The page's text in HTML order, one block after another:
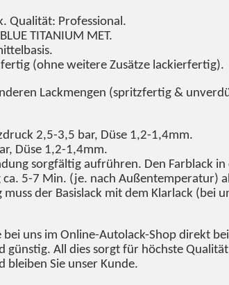
Qualität: Professional.
TITANIUM MET.
(ohne weitere Zusätze lackierfertig).
Lackmengen (spritzfertig &
2,5-3,5 bar, Düse 1,2-1,4mm.
Düse 1,2-1,4mm.
sorgfältig aufrühren. Den Farblack
5-7 Min. (je. nach Außentemperatur)
der Basislack mit dem Klarlack (bei
bei uns im Online-Autolack-Shop direkt
All dies sorgt für höchste
bleiben Sie unser Kunde.